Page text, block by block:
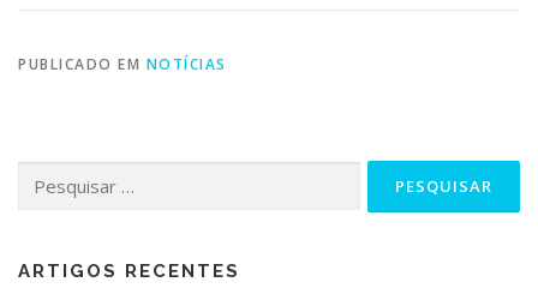
PUBLICADO EM NOTÍCIAS
por:
ARTIGOS RECENTES